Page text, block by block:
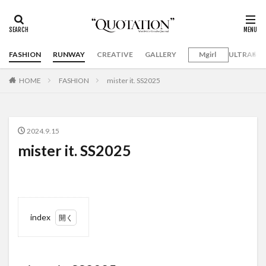
FASHION RUNWAY CREATIVE GALLERY Mgirl
HOME FASHION mister it. SS2025
2024.9.15
mister it. SS2025
index
1